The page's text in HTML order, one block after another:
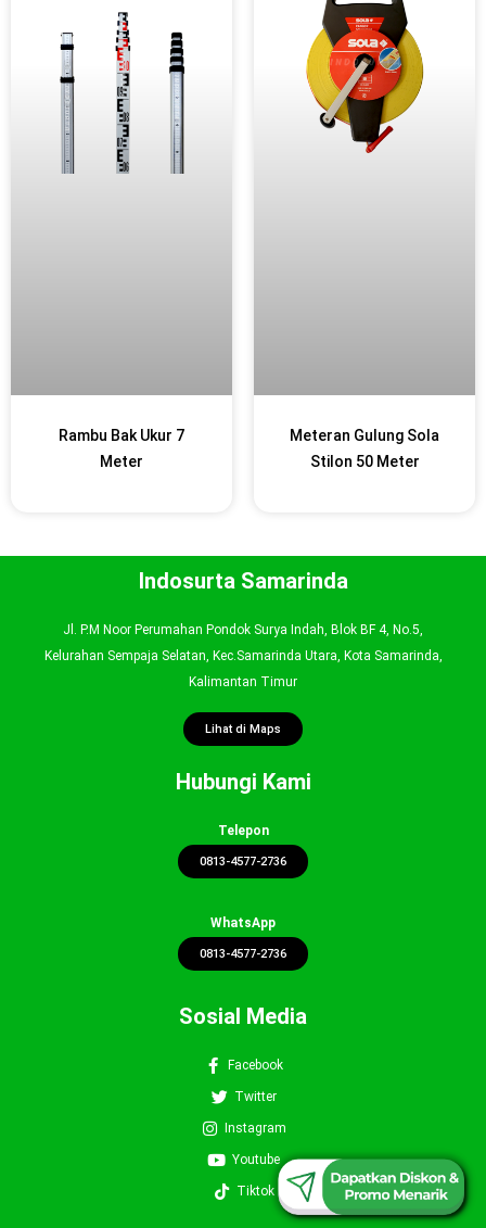
Rambu Bak Ukur 7
Meter
Meteran Gulung Sola
Stilon 50 Meter
Indosurta Samarinda
Jl. P.M Noor Perumahan Pondok Surya Indah, Blok BF 4, No.5,
Kelurahan Sempaja Selatan, Kec.Samarinda Utara, Kota Samarinda,
Kalimantan Timur
Lihat di Maps
Hubungi Kami
Telepon
0813-4577-2736
WhatsApp
0813-4577-2736
Sosial Media
Facebook
Twitter
Instagram
Youtube
Tiktok